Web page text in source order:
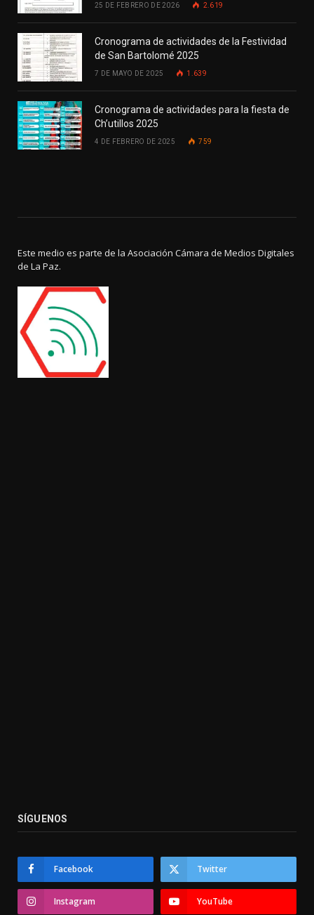
25 DE FEBRERO DE 2026 2.619
Cronograma de actividades de la Festividad
de San Bartolomé 2025
7 DE MAYO DE 2025 1.639
Cronograma de actividades para la fiesta de
Ch’utillos 2025
4 DE FEBRERO DE 2025 759
Este medio es parte de la Asociación Cámara de Medios Digitales
de La Paz.
SÍGUENOS
Facebook Twitter
Instagram YouTube